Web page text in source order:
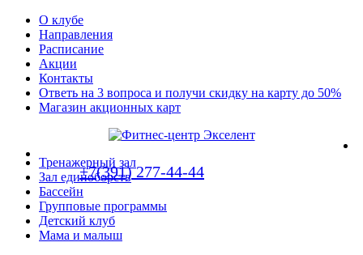
О клубе
Направления
Расписание
Акции
Контакты
Ответь на 3 вопроса и получи скидку на карту до 50%
Магазин акционных карт
+7(391) 277-44-44
Тренажерный зал
Зал единоборств
Бассейн
Групповые программы
Детский клуб
Мама и малыш